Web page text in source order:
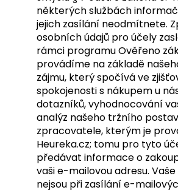
některých službách
jejich zasílání neodmítnete.
osobních údajů pro účely
rámci programu Ověřeno
provádíme na základě
zájmu, který spočívá ve
spokojenosti s nákupem u
dotazníků, vyhodnocování
analýz našeho tržního
zpracovatele, kterým je
Heureka.cz; tomu pro tyto
předávat informace o
vaši e-mailovou adresu.
nejsou při zasílání e-